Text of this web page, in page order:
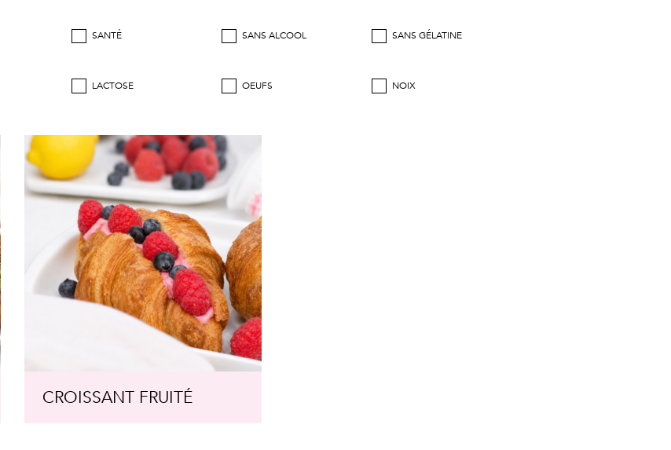
SANTÉ SANS ALCOOL SANS GÉLATINE
LACTOSE OEUFS NOIX
CROISSANT FRUITÉ